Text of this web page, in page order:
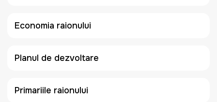
Economia raionului
Planul de dezvoltare
Primariile raionului